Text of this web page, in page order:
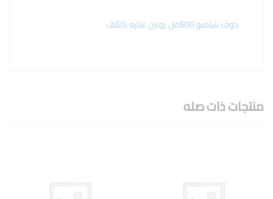
دوف شامبو 600مل روتين عنايه بالتلف
منتجات ذات صله